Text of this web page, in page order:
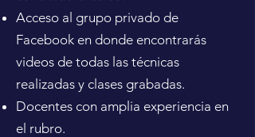
Acceso al grupo privado de
Facebook en donde encontrarás
videos de todas las técnicas
realizadas y clases grabadas.
Docentes con amplia experiencia en
el rubro.